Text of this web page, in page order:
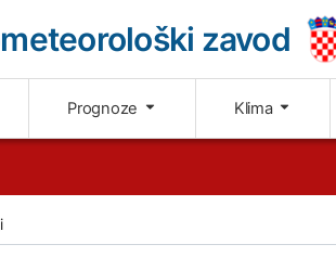
zavod
Prognoze Klima